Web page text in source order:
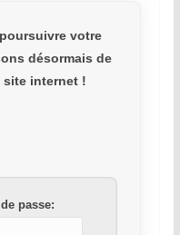
votre
désormais de
site internet !
passe: